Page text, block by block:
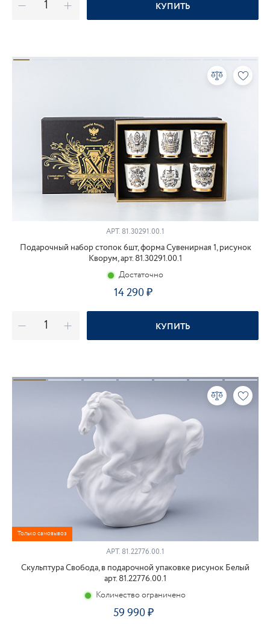
КУПИТЬ
АРТ. 81.30291.00.1
Подарочный набор стопок 6шт, форма Сувенирная 1, рисунок
Кворум, арт. 81.30291.00.1
Достаточно
14 290
КУПИТЬ
Только самовывоз
АРТ. 81.22776.00.1
Скульптура Свобода, в подарочной упаковке рисунок Белый
арт. 81.22776.00.1
Количество ограничено
59 990